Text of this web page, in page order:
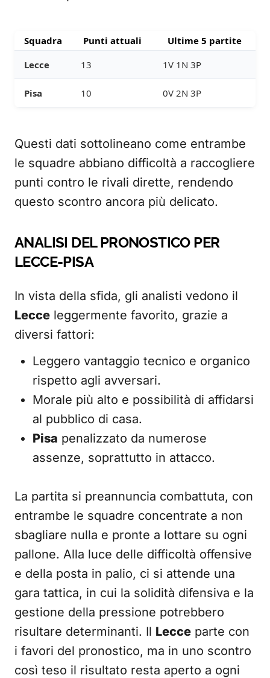
Squadra Punti attuali
Ultime 5 partite
Lecce
13 1V 1N 3P
Pisa 10 0V 2N 3P
Questi dati sottolineano come entrambe
le squadre abbiano difficoltà a raccogliere
punti contro le rivali dirette, rendendo
questo scontro ancora più delicato.
ANALISI DEL PRONOSTICO PER
LECCE-PISA
In vista della sfida, gli analisti vedono il
Lecce leggermente favorito, grazie a
diversi fattori:
Leggero vantaggio tecnico e organico
rispetto agli avversari.
Morale più alto e possibilità di affidarsi
al pubblico di casa.
Pisa penalizzato da numerose
assenze, soprattutto in attacco.
La partita si preannuncia combattuta, con
entrambe le squadre concentrate a non
sbagliare nulla e pronte a lottare su ogni
pallone. Alla luce delle difficoltà offensive
e della posta in palio, ci si attende una
gara tattica, in cui la solidità difensiva e la
gestione della pressione potrebbero
risultare determinanti. Il Lecce parte con
i favori del pronostico, ma in uno scontro
così teso il risultato resta aperto a ogni